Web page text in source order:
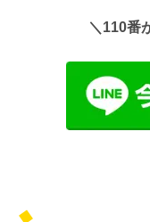
＼110番